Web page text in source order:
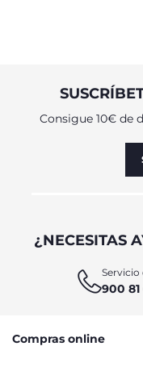
Consigue 10€ de
¿NECESITAS
Servicio
900
Compras online